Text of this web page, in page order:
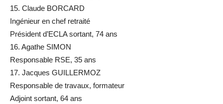
15. Claude BORCARD
Ingénieur en chef retraité
Président d’ECLA sortant, 74 ans
16. Agathe SIMON
Responsable RSE, 35 ans
17. Jacques GUILLERMOZ
Responsable de travaux, formateur
Adjoint sortant, 64 ans